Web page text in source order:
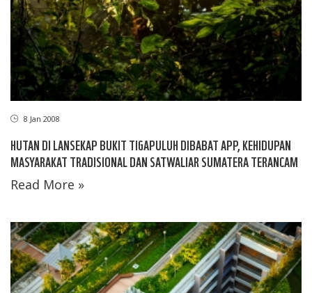
8 Jan 2008
HUTAN DI LANSEKAP BUKIT TIGAPULUH DIBABAT APP, KEHIDUPAN
MASYARAKAT TRADISIONAL DAN SATWALIAR SUMATERA TERANCAM
Read More »